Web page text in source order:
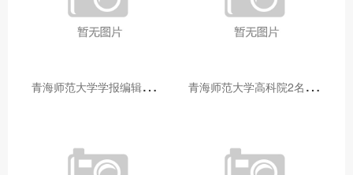
青
海师范大学学报编辑部赴大通县城关镇上毛佰胜村开展帮扶慰问活动 青
海师范大学高科院2名专家当选中国科学院院士